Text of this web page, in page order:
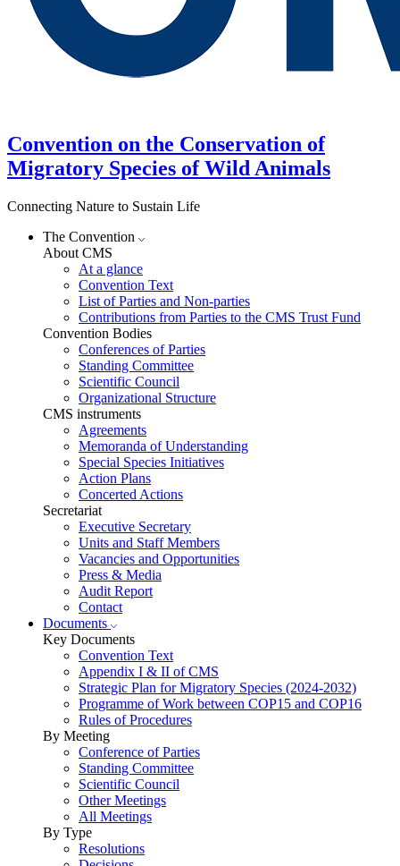
Convention on the Conservation of
Migratory Species of Wild Animals
Connecting Nature to Sustain Life
The Convention
About CMS
At a glance
Convention Text
List of Parties and Non-parties
Contributions from Parties to the CMS Trust Fund
Convention Bodies
Conferences of Parties
Standing Committee
Scientific Council
Organizational Structure
CMS instruments
Agreements
Memoranda of Understanding
Special Species Initiatives
Action Plans
Concerted Actions
Secretariat
Executive Secretary
Units and Staff Members
Vacancies and Opportunities
Press & Media
Audit Report
Contact
Documents
Key Documents
Convention Text
Appendix I & II of CMS
Strategic Plan for Migratory Species (2024-2032)
Programme of Work between COP15 and COP16
Rules of Procedures
By Meeting
Conference of Parties
Standing Committee
Scientific Council
Other Meetings
All Meetings
By Type
Resolutions